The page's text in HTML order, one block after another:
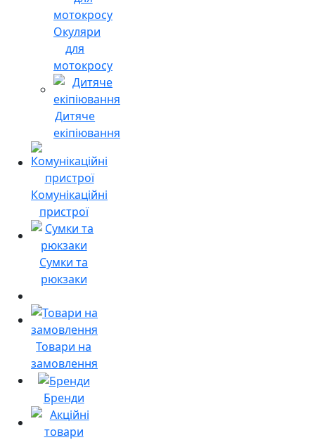
Окуляри
для
мотокросу
Дитяче
екіпіювання
Комунікаційні
пристрої
Сумки та
рюкзаки
Товари на
замовлення
Бренди